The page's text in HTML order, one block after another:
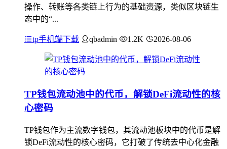
操作、转账等各类链上行为的基础资源，类似区块链生
态中的“...
tp手机端下载 qbadmin 1.2K 2026-08-06
TP钱包流动池中的代币，解锁DeFi流动性的核
心密码
TP钱包作为主流数字钱包，其流动池板块中的代币是解
锁DeFi流动性的核心密码，它打破了传统去中心化金融